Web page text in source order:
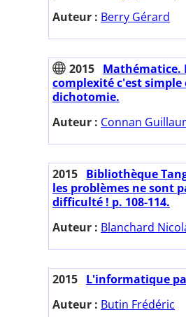
Auteur : Berry Gérard
2015 Mathématice.
complexité c'est simple
dichotomie.
Auteur : Connan
2015 Bibliothèque
les problèmes ne sont
difficulté ! p. 108-114.
Auteur : Blanchard
2015 L'informatique
Auteur : Butin Frédéric